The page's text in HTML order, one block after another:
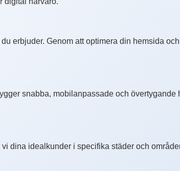
erbjuder. Genom att optimera din hemsida
snabba, mobilanpassade och
dina idealkunder i specifika städer och